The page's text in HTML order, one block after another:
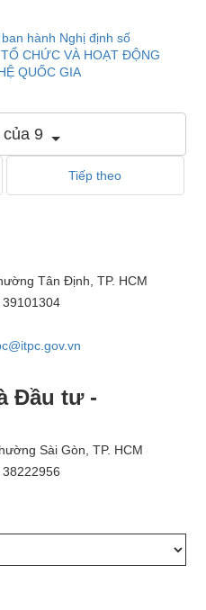
hành Nghị định số
CHỨC VÀ HOẠT ĐỘNG
QUỐC GIA
9
Tiếp theo
Tân Định, TP. HCM
Đầu tư -
Sài Gòn, TP. HCM